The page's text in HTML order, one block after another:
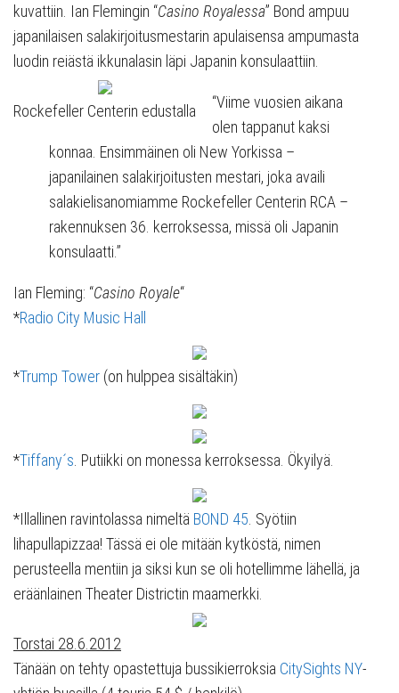
kuvattiin. Ian Flemingin “Casino Royalessa” Bond ampuu
japanilaisen salakirjoitusmestarin apulaisensa ampumasta
luodin reiästä ikkunalasin läpi Japanin konsulaattiin.
Rockefeller Centerin edustalla
“Viime vuosien aikana
olen tappanut kaksi
konnaa. Ensimmäinen oli New Yorkissa –
japanilainen salakirjoitusten mestari, joka availi
salakielisanomiamme Rockefeller Centerin RCA –
rakennuksen 36. kerroksessa, missä oli Japanin
konsulaatti.”
Ian Fleming: “Casino Royale“
*Radio City Music Hall
*Trump Tower (on hulppea sisältäkin)
*Tiffany´s . Putiikki on monessa kerroksessa. Ökyilyä.
*Illallinen ravintolassa nimeltä BOND 45 . Syötiin
lihapullapizzaa! Tässä ei ole mitään kytköstä, nimen
perusteella mentiin ja siksi kun se oli hotellimme lähellä, ja
eräänlainen Theater Districtin maamerkki.
Torstai 28.6.2012
Tänään on tehty opastettuja bussikierroksia CitySights NY-